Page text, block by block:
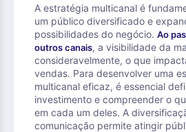
A estratégia multicanal é
um público diversificado e
possibilidades do negócio. Ao
outros canais, a visibilidade da
consideravelmente, o que
vendas. Para desenvolver uma
multicanal eficaz, é essencial
investimento e compreender o
em cada um deles. A
comunicação permite atingir